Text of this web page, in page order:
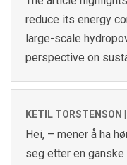
reduce its energy
large-scale
perspective on
KETIL TORSTENSON |
Hei, – mener å ha
seg etter en